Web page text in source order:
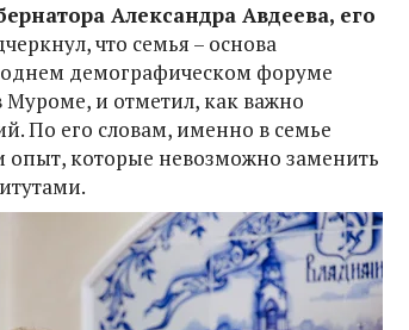
Александра Авдеева, его
что семья – основа
демографическом форуме
и отметил, как важно
По его словам, именно в семье
опыт, которые невозможно заменить